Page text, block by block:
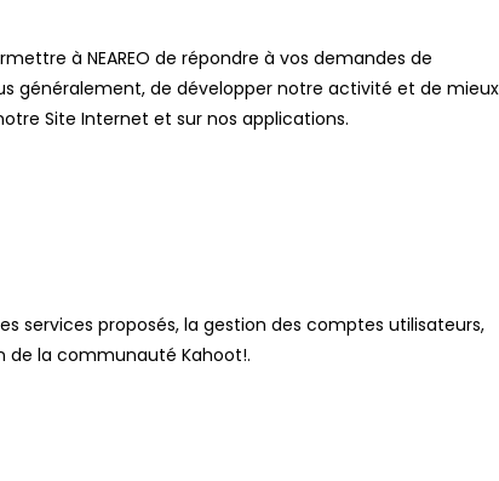
à NEAREO de répondre à vos demandes de
généralement, de développer notre activité et de mieux
Site Internet et sur nos applications.
services proposés, la gestion des comptes utilisateurs,
de la communauté Kahoot!.